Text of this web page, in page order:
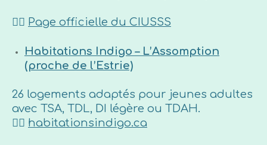
👉🏼 Page officielle du CIUSSS
Habitations Indigo – L’Assomption
(proche de l’Estrie)
26 logements adaptés pour jeunes adultes
avec TSA, TDL, DI légère ou TDAH.
👉🏼 habitationsindigo.ca